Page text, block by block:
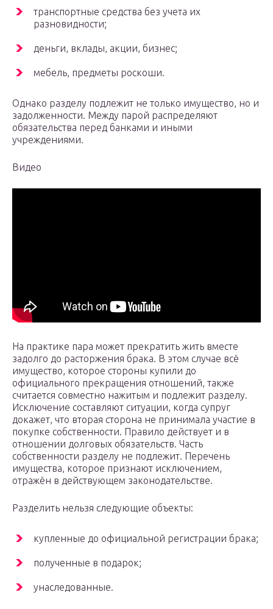
транспортные средства без учета их
разновидности;
деньги, вклады, акции, бизнес;
мебель, предметы роскоши.
Однако разделу подлежит не только имущество, но и
задолженности. Между парой распределяют
обязательства перед банками и иными
учреждениями.
Видео
На практике пара может прекратить жить вместе
задолго до расторжения брака. В этом случае всё
имущество, которое стороны купили до
официального прекращения отношений, также
считается совместно нажитым и подлежит разделу.
Исключение составляют ситуации, когда супруг
докажет, что вторая сторона не принимала участие в
покупке собственности. Правило действует и в
отношении долговых обязательств. Часть
собственности разделу не подлежит. Перечень
имущества, которое признают исключением,
отражён в действующем законодательстве.
Разделить нельзя следующие объекты:
купленные до официальной регистрации брака;
полученные в подарок;
унаследованные.